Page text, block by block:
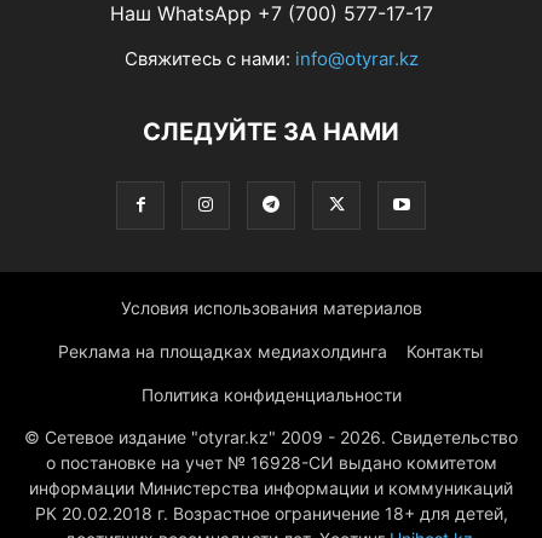
Наш WhatsApp +7 (700) 577-17-17
Свяжитесь с нами: info@otyrar.kz
СЛЕДУЙТЕ ЗА НАМИ
Условия использования материалов
Реклама на площадках медиахолдинга Контакты
Политика конфиденциальности
© Сетевое издание "otyrar.kz" 2009 - 2026. Свидетельство
о постановке на учет № 16928-СИ выдано комитетом
информации Министерства информации и коммуникаций
РК 20.02.2018 г. Возрастное ограничение 18+ для детей,